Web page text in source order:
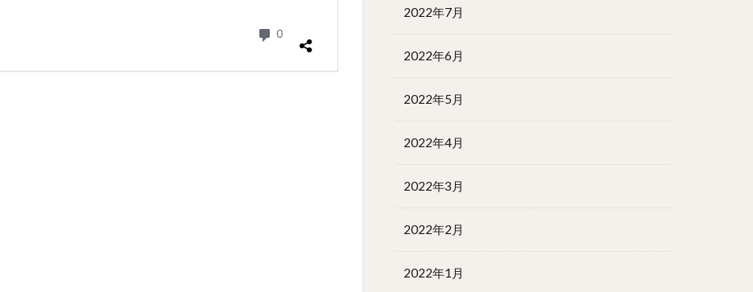
2022年7月
2022年6月
2022年5月
2022年4月
2022年3月
2022年2月
2022年1月